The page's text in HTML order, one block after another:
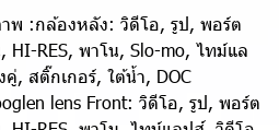
พ :กล้องหลัง: วิดีโอ, รูป, พอร์ต
HI-RES, พาโน, Slo-mo, ไทม์แล
, สติ๊กเกอร์, ใต้น้ำ, DOC
lens Front: วิดีโอ, รูป, พอร์ต